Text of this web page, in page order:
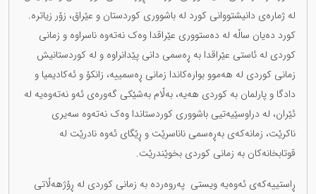
لە ژمارەی دانیشتووانی کورد لە باشووری کوردستان و عێراق، زۆر زیاترە.
کورد دەیان ساڵە لە دەستووری عێراقدا وەک نەتەوە ناسراوە و زمانی
کوردی لە ئاستی عێراقدا بە ڕەسمی دانی پێدانراوە و لە کوردستانیش
زمانی کوردی لە هەموو بوارەکاندا زمانی ڕەسمییە، زانکۆ و ئەکادیمیا و
دادگا و پارلمان بە کوردی هەیە، بەڵام بەشێکی گەورەی ئەو نەتەوەیە لە
ئێران، لە دراوسێیەتیی باشووری کوردستاندا وەک نەتەوە سەیری
ناکرێت، زمانەکەی بەڕەسمی ناناسرێت و ڕێگای ئەوە نادرێت لە
قوتابخانەکان بە زمانی کوردی بخوێندرێت.
ڕاستییەکەی ئەوەیە ویستی پەروەردە بە زمانی کوردی لە ڕۆژهەڵاتی